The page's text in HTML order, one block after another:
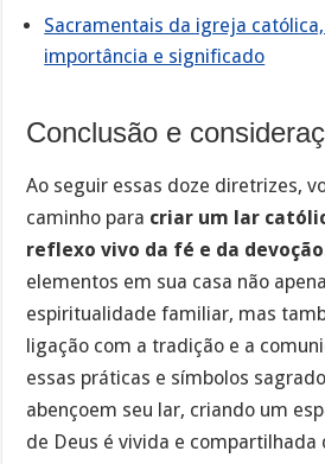
Sacramentais da igreja
importância e significado
Conclusão e
Ao seguir essas doze diretrizes,
caminho para criar um lar
reflexo vivo da fé e da devoção
elementos em sua casa não
espiritualidade familiar, mas
ligação com a tradição e a
essas práticas e símbolos
abençoem seu lar, criando um
de Deus é vivida e compartilhada